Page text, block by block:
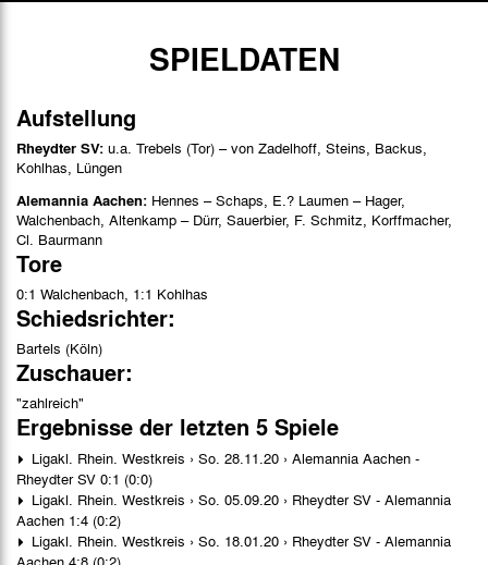
SPIELDATEN
Aufstellung
Rheydter SV: u.a. Trebels (Tor) – von Zadelhoff, Steins, Backus,
Kohlhas, Lüngen
Alemannia Aachen: Hennes – Schaps, E.? Laumen – Hager,
Walchenbach, Altenkamp – Dürr, Sauerbier, F. Schmitz, Korffmacher,
Cl. Baurmann
Tore
0:1 Walchenbach, 1:1 Kohlhas
Schiedsrichter:
Bartels (Köln)
Zuschauer:
"zahlreich"
Ergebnisse der letzten 5 Spiele
Ligakl. Rhein. Westkreis › So. 28.11.20 › Alemannia Aachen -
Rheydter SV 0:1 (0:0)
Ligakl. Rhein. Westkreis › So. 05.09.20 › Rheydter SV - Alemannia
Aachen 1:4 (0:2)
Ligakl. Rhein. Westkreis › So. 18.01.20 › Rheydter SV - Alemannia
Aachen 4:8 (0:2)